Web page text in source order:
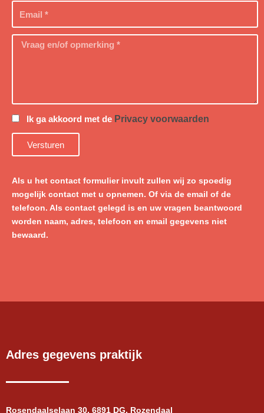
Ik ga akkoord met de Privacy voorwaarden
Versturen
Als u het contact formulier invult zullen wij zo spoedig
mogelijk contact met u opnemen. Of via de email of de
telefoon. Als contact gelegd is en uw vragen beantwoord
worden naam, adres, telefoon en email gegevens niet
bewaard.
Adres gegevens praktijk
Rosendaalselaan 30, 6891 DG, Rozendaal